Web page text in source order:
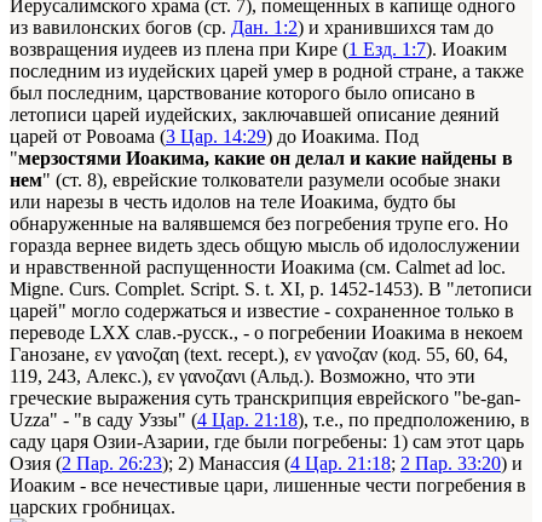
Иерусалимского храма (ст. 7), помещенных в капище одного
из вавилонских богов (ср. Дан. 1:2) и хранившихся там до
возвращения иудеев из плена при Кире (1 Езд. 1:7). Иоаким
последним из иудейских царей умер в родной стране, а также
был последним, царствование которого было описано в
летописи царей иудейских, заключавшей описание деяний
царей от Ровоама (3 Цар. 14:29) до Иоакима. Под
"мерзостями Иоакима, какие он делал и какие найдены в
нем" (ст. 8), еврейские толкователи разумели особые знаки
или нарезы в честь идолов на теле Иоакима, будто бы
обнаруженные на валявшемся без погребения трупе его. Но
горазда вернее видеть здесь общую мысль об идолослужении
и нравственной распущенности Иоакима (см. Calmet ad loc.
Migne. Curs. Complet. Script. S. t. XI, p. 1452-1453). В "летописи
царей" могло содержаться и известие - сохраненное только в
переводе LXX слав.-русск., - о погребении Иоакима в некоем
Ганозане, εν γανοζαη (text. recept.), εν γανοζαν (код. 55, 60, 64,
119, 243, Алекс.), εν γανοζανι (Альд.). Возможно, что эти
греческие выражения суть транскрипция еврейского "be-gan-
Uzza" - "в саду Уззы" (4 Цар. 21:18), т.е., по предположению, в
саду царя Озии-Азарии, где были погребены: 1) сам этот царь
Озия (2 Пар. 26:23); 2) Манассия (4 Цар. 21:18; 2 Пар. 33:20) и
Иоаким - все нечестивые цари, лишенные чести погребения в
царских гробницах.